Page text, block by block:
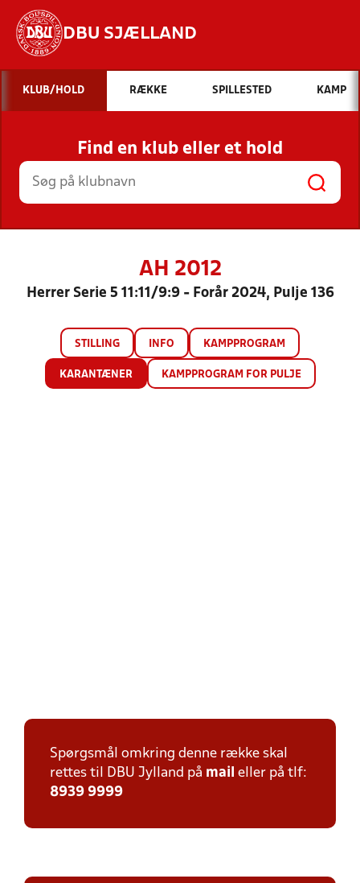
DBU SJÆLLAND
Hvad vil du søge efter?
INDHOLD OG NYHEDER
STILLINGER, RESULTATER, KLUBBER OG
HOLD
KLUB/HOLD RÆKKE SPILLESTED KAMP
Find en klub eller et hold
AH 2012
Herrer Serie 5 11:11/9:9 - Forår 2024, Pulje 136
STILLING INFO KAMPPROGRAM
KARANTÆNER KAMPPROGRAM FOR PULJE
Spørgsmål omkring denne række skal
rettes til DBU Jylland på mail eller på tlf:
8939 9999